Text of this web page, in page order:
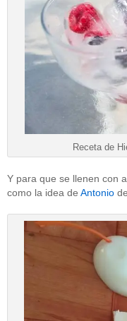
Receta de
Y para que se llenen con
como la idea de Antonio de